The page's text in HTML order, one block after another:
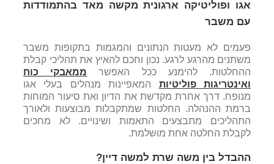
אגו ופוליטיקה ארגונית מקשה מאד בהתמודדות
עם משבר
פעמים לא מעטות הנתונים והמגמות בתקופות משבר
משתנים מהרגע לרגע. נכון וחכם להאיץ את תהליכי קבלת
ההחלטות. להימנע ככל האפשר ממאבקי כוח
ואינטריגות פוליטיות
המאפיינות מנהלים בעלי אגו
מנופח. דרך אחרת מקדשת את הדיון ואת סיעור המוחות
ברמת ההנהלה. החלטות שמתקבלות מבוצעות ולאורך
התהליכים מתבצעים התאמות ושינויים. לא מחכים
לקבלת החלטה אחת מושלמת.
ההבדל בין משה שרת למשה דיין?